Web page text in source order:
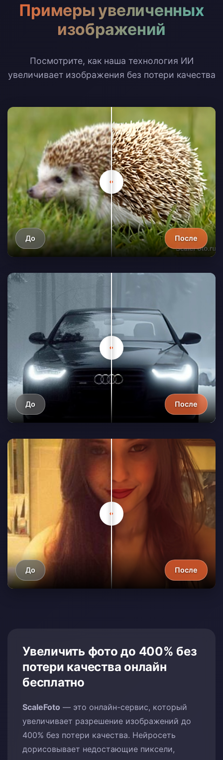
Примеры увеличенных
изображений
Посмотрите, как наша технология ИИ
увеличивает изображения без потери качества
До После
До После
До После
Увеличить фото до 400% без
потери качества онлайн
бесплатно
ScaleFoto — это онлайн-сервис, который
увеличивает разрешение изображений до
400% без потери качества. Нейросеть
дорисовывает недостающие пиксели,